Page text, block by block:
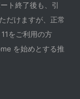
ト終了後も、引
だけますが、正常
をご利用の方
を始めとする推